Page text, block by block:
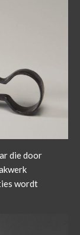
die door
wordt